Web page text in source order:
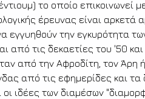
το οποίο επικοινωνεί
έρευνας είναι αρκετά
εγγυηθούν την εγκυρότητα
από τις δεκαετίες του '50
από την Αφροδίτη, τον Άρη
από τις εφημερίδες και τα
οι ιδέες των διαμέσων